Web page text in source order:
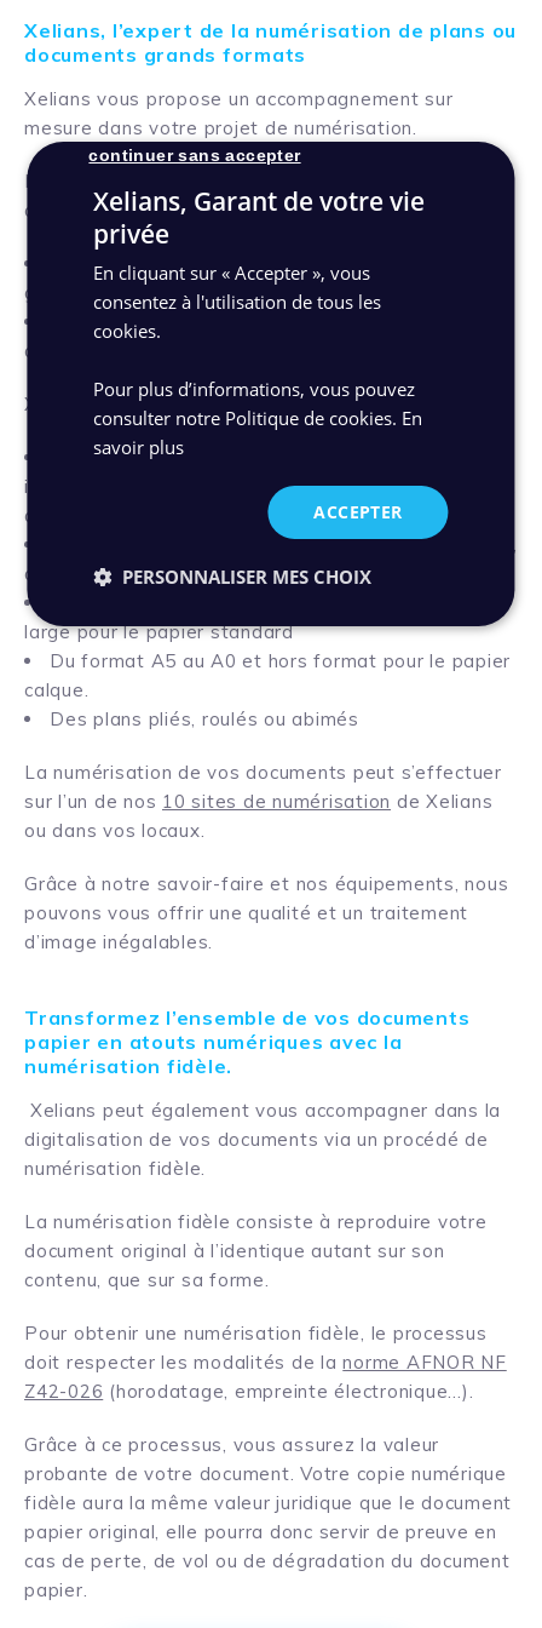
Xelians, l’expert de la numérisation de plans ou
documents grands formats
Xelians vous propose un accompagnement sur
mesure dans votre projet de numérisation.
Nous vous proposons une solution qui répond à deux
objectifs :
Conserver l’intégrité de vos plans et documents
grands formats
Obtenir une version dématérialisée de haute
qualité
Xelians peut numériser :
Un grand nombre de formats de plans (techniques
industrielles, de géomètres, cadastraux, d’urbanisme,
d’architecture)
Des documents grands formats (affiches, posters,
dessins, journaux)
Du format A2 au format A0, jusqu’à 36 pouces de
large pour le papier standard
Du format A5 au A0 et hors format pour le papier
calque.
Des plans pliés, roulés ou abimés
La numérisation de vos documents peut s’effectuer
sur l’un de nos 10 sites de numérisation de Xelians
ou dans vos locaux.
Grâce à notre savoir-faire et nos équipements, nous
pouvons vous offrir une qualité et un traitement
d’image inégalables.
Transformez l’ensemble de vos documents
papier en atouts numériques avec la
numérisation fidèle.
Xelians peut également vous accompagner dans la
digitalisation de vos documents via un procédé de
numérisation fidèle.
La numérisation fidèle consiste à reproduire votre
document original à l’identique autant sur son
contenu, que sur sa forme.
Pour obtenir une numérisation fidèle, le processus
doit respecter les modalités de lanorme AFNOR NF
Z42-026 (horodatage, empreinte électronique…).
Grâce à ce processus, vous assurez la valeur
probante de votre document. Votre copie numérique
fidèle aura la même valeur juridique que le document
papier original, elle pourra donc servir de preuve en
cas de perte, de vol ou de dégradation du document
papier.
Xelians, Garant de votre vie
privée
En cliquant sur « Accepter », vous
consentez à l'utilisation de tous les
cookies.
Pour plus d’informations, vous pouvez
consulter notre Politique de cookies. En
savoir plus
ACCEPTER
continuer sans accepter
PERSONNALISER MES CHOIX